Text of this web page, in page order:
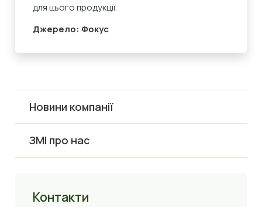
для цього продукції.
Джерело: Фокус
Новини компанії
ЗМІ про нас
Контакти